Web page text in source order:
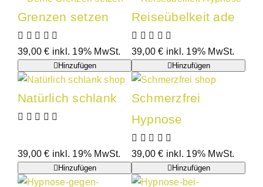
Grenzen setzen
39,00€ inkl. 19% MwSt.
Hinzufügen
Reiseübelkeit ade
39,00€ inkl. 19% MwSt.
Hinzufügen
Natürlich schlank
39,00€ inkl. 19% MwSt.
Hinzufügen
Schmerzfrei
Hypnose
39,00€ inkl. 19% MwSt.
Hinzufügen